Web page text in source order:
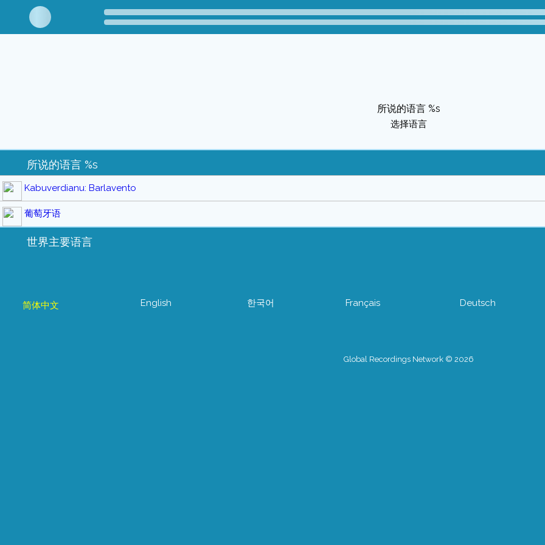
所说的语言 %s
选择语言
所说的语言 %s
Kabuverdianu: Barlavento
葡萄牙语
世界主要语言
简体中文 English 한국어 Français Deutsch
Global Recordings Network © 2026